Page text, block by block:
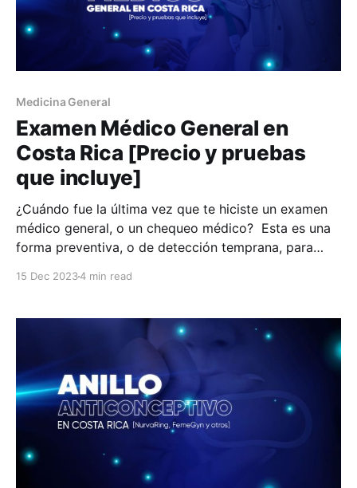
Medicina General
Examen Médico General en
Costa Rica [Precio y pruebas
que incluye]
¿Cuándo fue la última vez que te hiciste un examen
médico general, o un chequeo médico? Esta es una
forma preventiva, o de detección temprana, para
15 Dec 20234 min read